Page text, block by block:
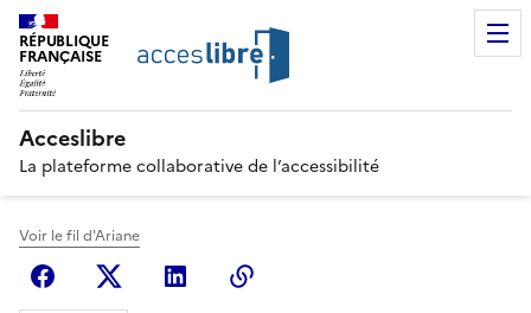
RÉPUBLIQUE
FRANÇAISE
Acceslibre
La plateforme collaborative de l’accessibilité
Voir le fil d'Ariane
FacebookX (anciennement Twitter)
Linkedin